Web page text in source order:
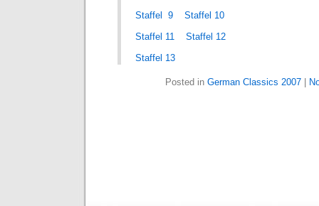
Staffel 9
Staffel 10
Staffel 11
Staffel 12
Staffel 13
Posted in German Classics 2007